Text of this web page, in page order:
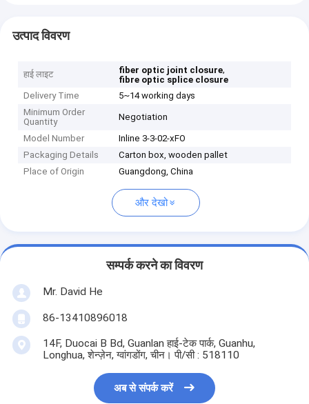
उत्पाद विवरण
हाई लाइट fiber optic joint closure,
fibre optic splice closure
Delivery Time
5~14 working days
Minimum Order
Quantity
Negotiation
Model Number
Inline 3-3-02-xFO
Packaging Details
Carton box, wooden pallet
Place of Origin
Guangdong, China
और देखो
सम्पर्क करने का विवरण
Mr. David He
86-13410896018
14F, Duocai B Bd, Guanlan हाई-टेक पार्क, Guanhu,
Longhua, शेन्ज़ेन, ग्वांगडोंग, चीन। पी/सी : 518110
अब से संपर्क करें